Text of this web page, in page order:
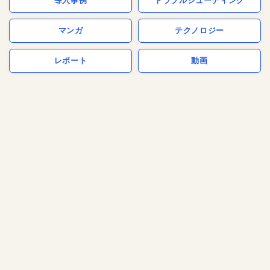
マンガ テクノロジー
レポート 動画